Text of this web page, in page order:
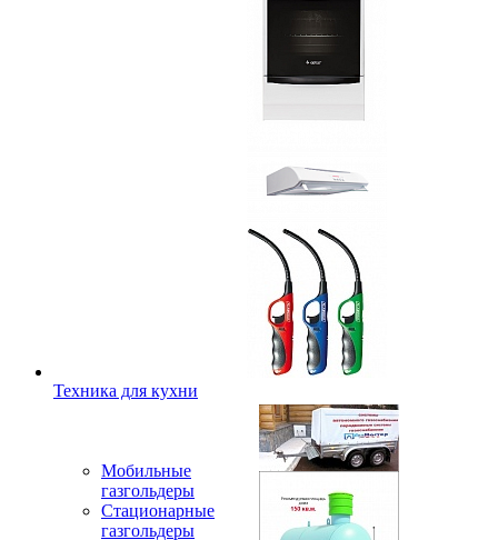
Техника для кухни
Мобильные
газгольдеры
Стационарные
газгольдеры